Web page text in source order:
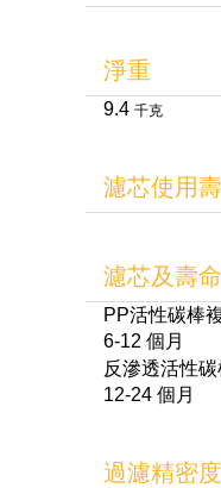
淨重
9.4 千克
濾芯使用
濾芯及壽命
PP活性碳棒
6-12 個月
反滲透活性
12-24 個月
過濾精密度